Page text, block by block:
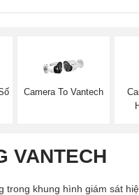
Camera To Vantech
VANTECH
khung hình giám sát